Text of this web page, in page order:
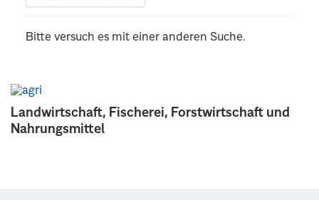
Landwirtschaft, Fischerei, Forstwirtschaft und
Nahrungsmittel
Bitte versuch es mit einer anderen Suche.